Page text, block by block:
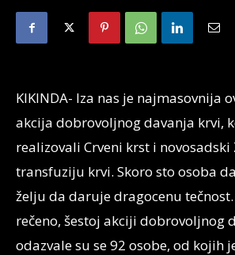
KIKINDA- Iza nas je najmasovnija
akcija dobrovoljnog davanja krvi,
realizovali Crveni krst i novosadski
transfuziju krvi. Skoro sto osoba
želju da daruje dragocenu
rečeno, šestoj akciji dobrovoljnog
odazvale su se 92 osobe, od kojih